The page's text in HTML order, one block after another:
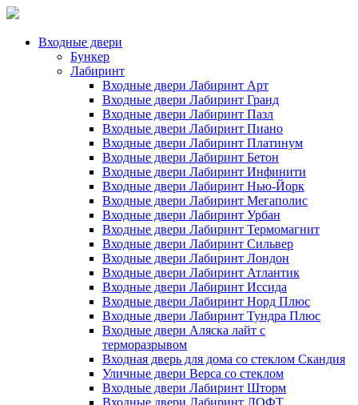
Входные двери
Бункер
Лабиринт
Входные двери Лабиринт Арт
Входные двери Лабиринт Гранд
Входные двери Лабиринт Пазл
Входные двери Лабиринт Пиано
Входные двери Лабиринт Платинум
Входные двери Лабиринт Бетон
Входные двери Лабиринт Инфинити
Входные двери Лабиринт Нью-Йорк
Входные двери Лабиринт Мегаполис
Входные двери Лабиринт Урбан
Входные двери Лабиринт Термомагнит
Входные двери Лабиринт Сильвер
Входные двери Лабиринт Лондон
Входные двери Лабиринт Атлантик
Входные двери Лабиринт Иссида
Входные двери Лабиринт Норд Плюс
Входные двери Лабиринт Тундра Плюс
Входные двери Аляска лайт с
терморазрывом
Входная дверь для дома со стеклом Скандия
Уличные двери Верса со стеклом
Входные двери Лабиринт Шторм
Входные двери Лабиринт ЛОФТ